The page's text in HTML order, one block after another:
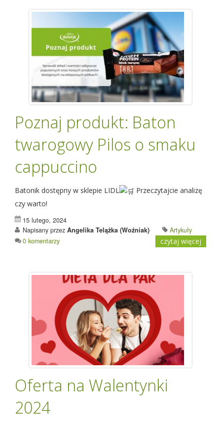
Poznaj produkt: Baton
twarogowy Pilos o smaku
cappuccino
Batonik dostępny w sklepie LIDL
Przeczytajcie analizę
czy warto!
15 lutego, 2024
Napisany przez Angelika Telążka (Woźniak)
Artykuły
0 komentarzy
czytaj więcej
Oferta na Walentynki
2024